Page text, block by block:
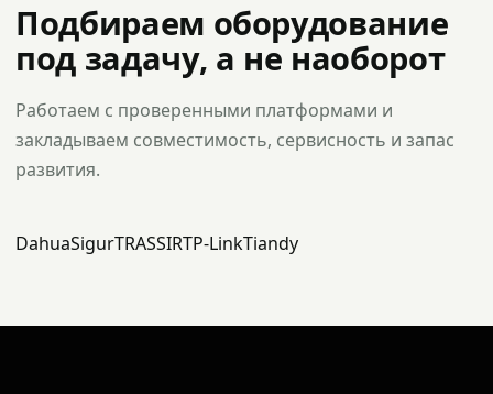
Подбираем оборудование
под задачу, а не наоборот
Работаем с проверенными платформами и
закладываем совместимость, сервисность и запас
развития.
DahuaSigurTRASSIRTP-LinkTiandy